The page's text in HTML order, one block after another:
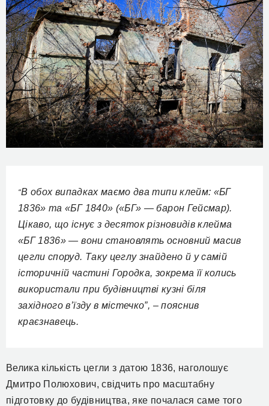
“В обох випадках маємо два типи клейм: «БГ
1836» та «БГ 1840» («БГ» — барон Гейсмар).
Цікаво, що існує з десяток різновидів клейма
«БГ 1836» — вони становлять основний масив
цегли споруд. Таку цеглу знайдено й у самій
історичній частині Городка, зокрема її колись
використали при будівництві кузні біля
західного в’їзду в містечко”, – пояснив
краєзнавець.
Велика кількість цегли з датою 1836, наголошує
Дмитро Полюхович, свідчить про масштабну
підготовку до будівництва, яке почалася саме того